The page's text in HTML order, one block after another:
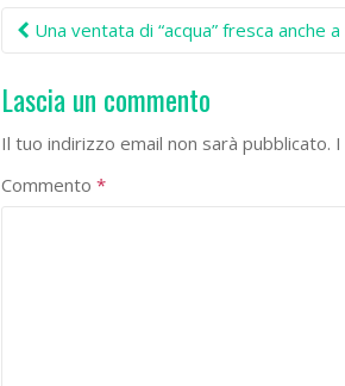
Post
navigation
Una ventata di “acqua” fresca anche
Lascia un commento
Il tuo indirizzo email non sarà pubblicato.
Commento *